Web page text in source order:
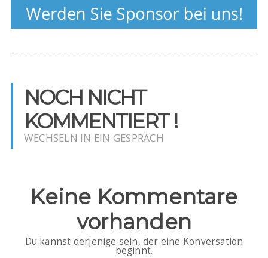
NOCH NICHT
KOMMENTIERT !
WECHSELN IN EIN GESPRÄCH
Keine Kommentare
vorhanden
Du kannst derjenige sein, der eine Konversation
beginnt.